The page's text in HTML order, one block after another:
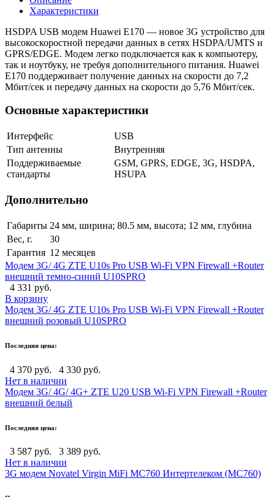
Характеристики
НSDPA USB модем Huawei E170 — новое 3G устройство для
высокоскоростной передачи данных в сетях HSDPA/UMTS и
GPRS/EDGE. Модем легко подключается как к компьютеру,
так и ноутбуку, не требуя дополнительного питания. Huawei
E170 поддерживает получение данных на скорости до 7,2
Мбит/сек и передачу данных на скорости до 5,76 Мбит/сек.
Основные характеристики
Интерфейс
USB
Тип антенны
Внутренняя
Поддерживаемые
стандарты
GSM, GPRS, EDGE, 3G, HSDPA,
HSUPA
Дополнительно
Габариты 24 мм, ширина; 80.5 мм, высота; 12 мм, глубина
Вес, г.
30
Гарантия 12 месяцев
Модем 3G/ 4G ZTE U10s Pro USB Wi-Fi VPN Firewall +Router
внешний темно-синий U10SPRO
4 331 руб.
В корзину
Модем 3G/ 4G ZTE U10s Pro USB Wi-Fi VPN Firewall +Router
внешний розовый U10SPRO
Последняя цена:
4 370 руб.
4 330 руб.
Нет в наличии
Модем 3G/ 4G/ 4G+ ZTE U20 USB Wi-Fi VPN Firewall +Router
внешний белый
Последняя цена:
3 587 руб.
3 389 руб.
Нет в наличии
3G модем Novatel Virgin MiFi MC760 Интертелеком (MC760)